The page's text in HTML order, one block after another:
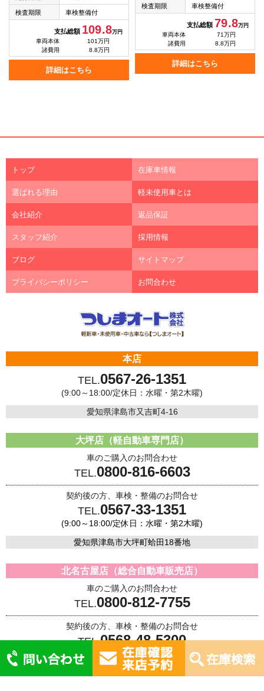
検査期限 車検整備付
支払総額 109.8万円
車両本体
101万円
諸費用
8.8万円
詳細はこちら
検査期限 車検整備付
支払総額 79.8万円
車両本体
71万円
諸費用
8.8万円
詳細はこちら
トップ 在庫車情報
選ばれる理由 軽未使用車とは
会社紹介 返品保証
スタッフ紹介 採用情報
ブログ サイトマップ
プライバシーポリシー お問合わせ
本店
TEL.0567-26-1351
(9:00～18:00/定休日：水曜・第2木曜)
愛知県津島市又吉町4-16
大坪店（軽自動車専門店）
車のご購入のお問合わせ
TEL.0800-816-6603
契約後の方、車検・整備のお問合せ
TEL.0567-33-1351
(9:00～18:00/定休日：水曜・第2木曜)
愛知県津島市大坪町蛤田18番地
北名古屋店（総合自動車販売店）
車のご購入のお問合わせ
TEL.0800-812-7755
契約後の方、車検・整備のお問合せ
TEL.0568-48-5300
(9:00～18:00/定休日：水曜・第2木曜)
愛知県北名古屋市沖村佐渡39